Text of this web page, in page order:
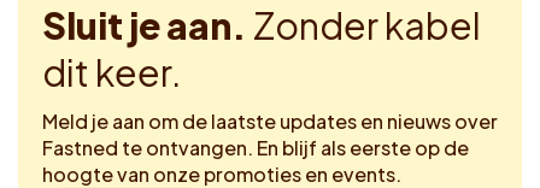
Sluit je aan. Zonder kabel
dit keer.
Meld je aan om de laatste updates en nieuws over
Fastned te ontvangen. En blijf als eerste op de
hoogte van onze promoties en events.